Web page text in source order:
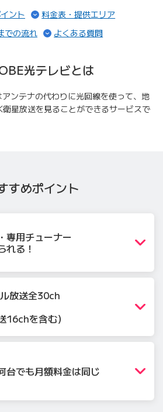
ント （ページ内リンク）
料金表・提供エリア
での流れ（ページ内リンク）
よくある質問
光テレビとは
アンテナの代わりに光回線を使って、地
星放送を見ることができるサービスで
すめポイント
専用チューナー
れる！
放送全30ch
16chを含む）
台でも月額料金は同じ